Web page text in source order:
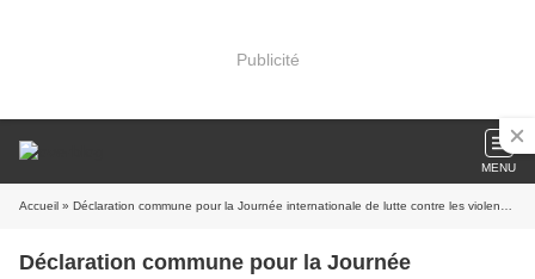
Publicité
MENU
Accueil » Déclaration commune pour la Journée internationale de lutte contre les violences faites aux femmes 2024
Déclaration commune pour la Journée